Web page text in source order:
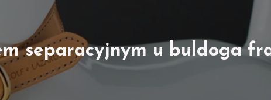
separacyjnym u buldoga